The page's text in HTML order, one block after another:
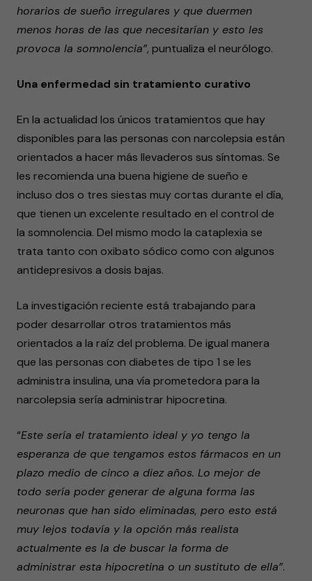
horarios de sueño irregulares y que duermen
menos horas de las que necesitarían y esto les
provoca la somnolencia”, puntualiza el neurólogo.
Una enfermedad sin tratamiento curativo
En la actualidad los únicos tratamientos que hay
disponibles para las personas con narcolepsia están
orientados a hacer más llevaderos sus síntomas. Se
les recomienda una buena higiene de sueño e
incluso dos o tres siestas muy cortas durante el día,
que tienen un excelente resultado en el control de
la somnolencia. Del mismo modo la cataplexia se
trata tanto con oxibato sódico como con algunos
antidepresivos a dosis bajas.
La investigación reciente está trabajando para
poder desarrollar otros tratamientos más
orientados a la raíz del problema. De igual manera
que las personas con diabetes de tipo 1 se les
administra insulina, una vía prometedora para la
narcolepsia sería administrar hipocretina.
“Este sería el tratamiento ideal y yo tengo la
esperanza de que tengamos estos fármacos en un
plazo medio de cinco a diez años. Lo mejor de
todo sería poder generar de alguna forma las
neuronas que han sido eliminadas, pero esto está
muy lejos todavía y la opción más realista
actualmente es la de buscar la forma de
administrar esta hipocretina o un sustituto de ella”.